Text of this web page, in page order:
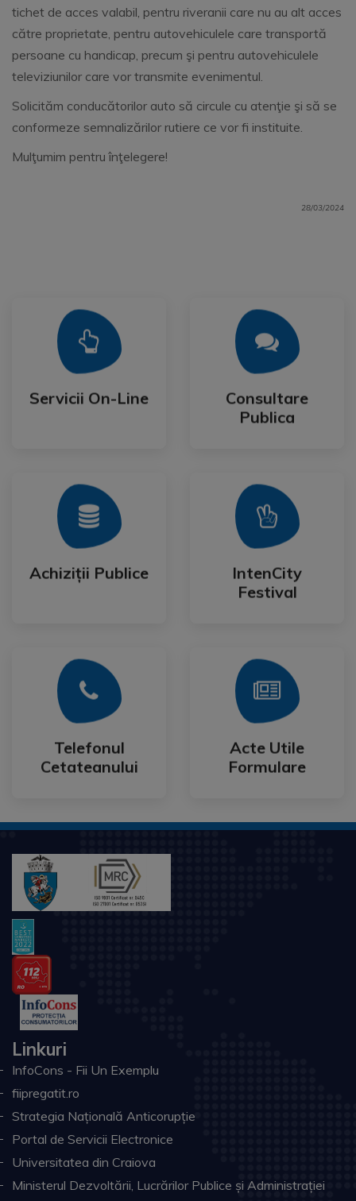
tichet de acces valabil, pentru riveranii care nu au alt acces
către proprietate, pentru autovehiculele care transportă
persoane cu handicap, precum şi pentru autovehiculele
televiziunilor care vor transmite evenimentul.
Solicităm conducătorilor auto să circule cu atenţie şi să se
conformeze semnalizărilor rutiere ce vor fi instituite.
Mulţumim pentru înţelegere!
28/03/2024
Servicii On-Line
Servicii On-Line
Mai Mult
Consultare
Publica
Consultare
Publica
Mai Mult
Achiziții Publice
Achiziții Publice
Mai Mult
IntenCity
Festival
IntenCity
Festival
Mai Mult
Telefonul
Cetateanului
Telefonul
Cetateanului
Mai Mult
Acte Utile
Formulare
Acte Utile
Formulare
Mai Mult
Linkuri
InfoCons - Fii Un Exemplu
fiipregatit.ro
Strategia Națională Anticorupție
Portal de Servicii Electronice
Universitatea din Craiova
Ministerul Dezvoltării, Lucrărilor Publice și Administrației